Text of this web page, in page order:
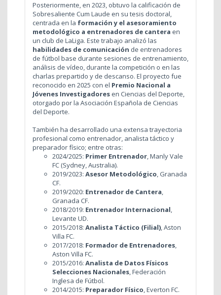
Posteriormente, en 2023, obtuvo la calificación de
Sobresaliente Cum Laude en su tesis doctoral,
centrada en la formación y el asesoramiento
metodológico a entrenadores de cantera en
un club de LaLiga. Este trabajo analizó las
habilidades de comunicación de entrenadores
de fútbol base durante sesiones de entrenamiento,
análisis de vídeo, durante la competición o en las
charlas prepartido y de descanso. El proyecto fue
reconocido en 2025 con el Premio Nacional a
Jóvenes Investigadores en Ciencias del Deporte,
otorgado por la Asociación Española de Ciencias
del Deporte.
También ha desarrollado una extensa trayectoria
profesional como entrenador, analista táctico y
preparador físico; entre otras:
2024/2025: Primer Entrenador, Manly Vale
FC (Sydney, Australia).
2019/2023: Asesor Metodológico, Granada
CF.
2019/2020: Entrenador de Cantera,
Granada CF.
2018/2019: Entrenador Internacional,
Levante UD.
2015/2018: Analista Táctico (Filial), Aston
Villa FC.
2017/2018: Formador de Entrenadores,
Aston Villa FC.
2015/2016: Analista de Datos Físicos
Selecciones Nacionales, Federación
Inglesa de Fútbol.
2014/2015: Preparador Físico, Everton FC.